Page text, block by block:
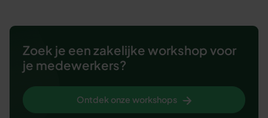
Zoek je een zakelijke workshop voor
je medewerkers?
Ontdek onze workshops